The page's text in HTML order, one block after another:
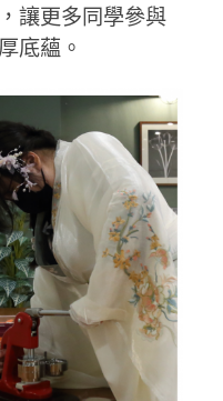
讓更多同學參與
底蘊。